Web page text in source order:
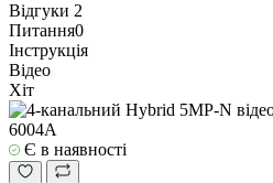
Відгуки 2
Питання0
Інструкція
Відео
Хіт
Є в наявності